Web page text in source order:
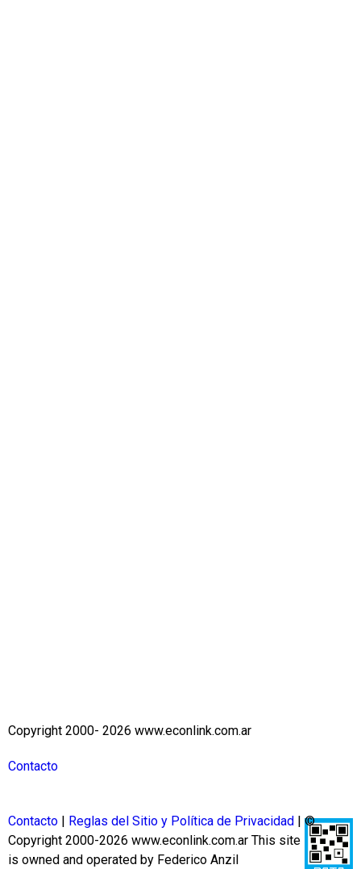
Copyright 2000- 2026 www.econlink.com.ar
Contacto
Contacto Reglas del Sitio y Política de Privacidad
| ©
Copyright 2000-2026 www.econlink.com.ar This site
is owned and operated by Federico Anzil